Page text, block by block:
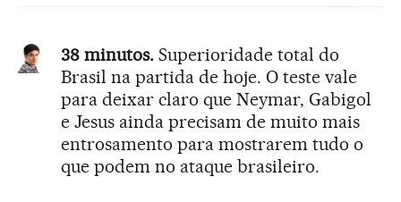
38 minutos. Superioridade total do
Brasil na partida de hoje. O teste vale
para deixar claro que Neymar, Gabigol
e Jesus ainda precisam de muito mais
entrosamento para mostrarem tudo o
que podem no ataque brasileiro.